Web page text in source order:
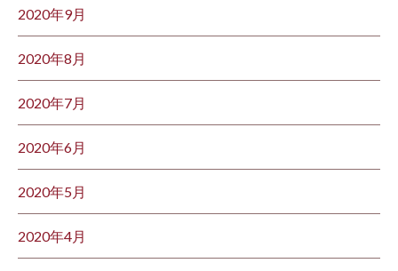
2020年9月
2020年8月
2020年7月
2020年6月
2020年5月
2020年4月